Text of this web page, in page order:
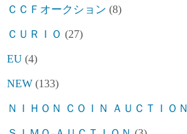
ＣＣＦオークション (8)
ＣＵＲＩＯ (27)
EU (4)
NEW (133)
ＮＩＨＯＮ ＣＯＩＮ ＡＵＣＴＩＯＮ